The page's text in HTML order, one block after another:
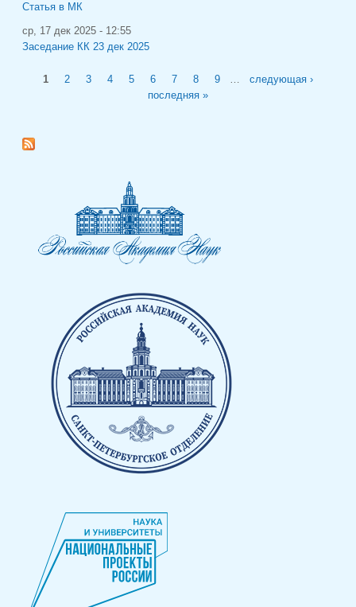
Статья в МК
ср, 17 дек 2025 - 12:55
Заседание КК 23 дек 2025
Страницы
1 2 3 4 5 6 7 8 9
следующая ›
последняя »